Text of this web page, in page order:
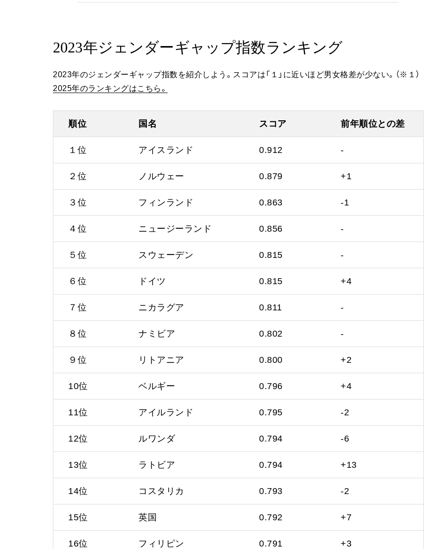
2023年ジェンダーギャップ指数ランキング
2023年のジェンダーギャップ指数を紹介しよう。スコアは「１」に近いほど男女格差が少ない。（※１）
2025年のランキングはこちら。
順位 国名 スコア 前年順位との差
１位 アイスランド 0.912 -
２位 ノルウェー 0.879 +1
３位 フィンランド 0.863 -1
４位 ニュージーランド 0.856 -
５位 スウェーデン 0.815 -
６位 ドイツ 0.815 +4
７位 ニカラグア 0.811 -
８位 ナミビア 0.802 -
９位 リトアニア 0.800 +2
10位 ベルギー 0.796 +4
11位 アイルランド 0.795 -2
12位 ルワンダ 0.794 -6
13位 ラトビア 0.794 +13
14位 コスタリカ 0.793 -2
15位 英国 0.792 +7
16位 フィリピン 0.791 +3